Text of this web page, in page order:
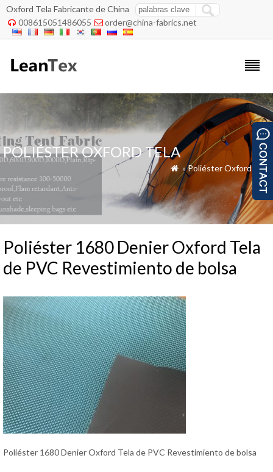
Oxford Tela Fabricante de China
 008615051486055  order@china-fabrics.net
POLIÉSTER OXFORD TELA
 »Poliéster Oxford Tela
Poliéster 1680 Denier Oxford Tela
de PVC Revestimiento de bolsa
Poliéster 1680 Denier Oxford Tela de PVC Revestimiento de bolsa